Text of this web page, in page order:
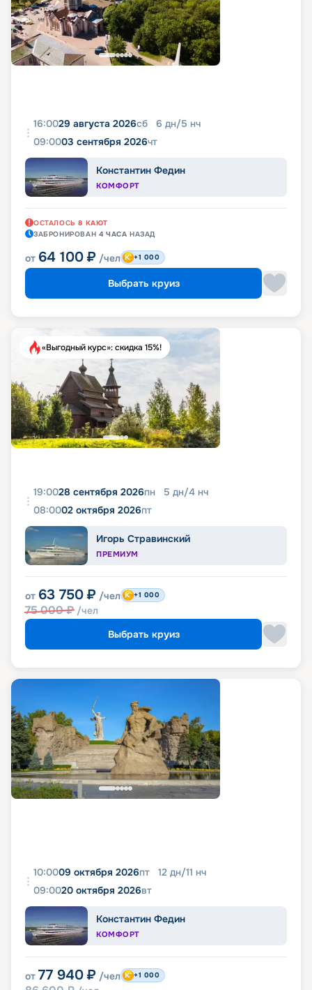
16:0029 августа 2026сб 6 дн/5 нч
09:0003 сентября 2026чт
Константин Федин
КОМФОРТ
ОСТАЛОСЬ 8 КАЮТ
ЗАБРОНИРОВАН 4 ЧАСА НАЗАД
от 64 100 ₽ /чел +1 000
Выбрать круиз
«Выгодный курс»: скидка 15%!
19:0028 сентября 2026пн 5 дн/4 нч
08:0002 октября 2026пт
Игорь Стравинский
ПРЕМИУМ
от 63 750 ₽ /чел
75 000₽ /чел
+1 000
Выбрать круиз
10:0009 октября 2026пт 12 дн/11 нч
09:0020 октября 2026вт
Константин Федин
КОМФОРТ
от 77 940 ₽ /чел +1 000